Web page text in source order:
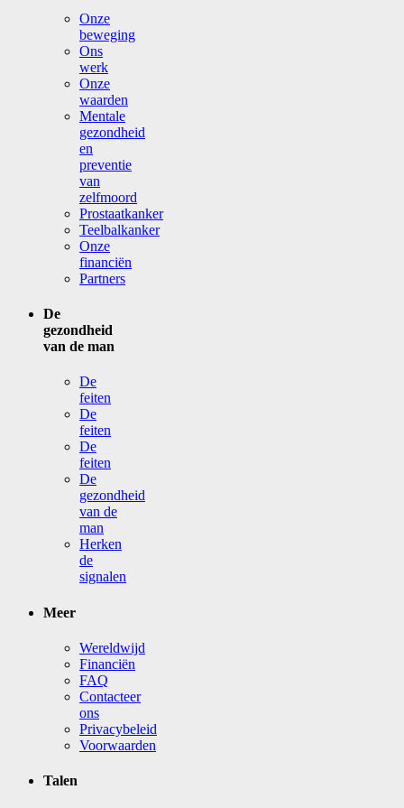
Onze
beweging
Ons
werk
Onze
waarden
Mentale
gezondheid
en
preventie
van
zelfmoord
Prostaatkanker
Teelbalkanker
Onze
financiën
Partners
De
gezondheid
van de man
De
feiten
De
feiten
De
feiten
De
gezondheid
van de
man
Herken
de
signalen
Meer
Wereldwijd
Financiën
FAQ
Contacteer
ons
Privacybeleid
Voorwaarden
Talen